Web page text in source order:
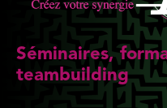
Séminaires,
teambuilding